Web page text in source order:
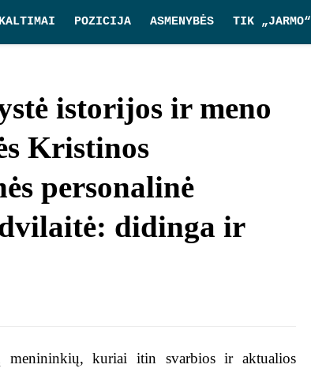
POZICIJA ASMENYBĖS TIK „JARMO“
istorijos ir meno
Kristinos
personalinė
didinga ir
menininkių, kuriai itin svarbios ir aktualios